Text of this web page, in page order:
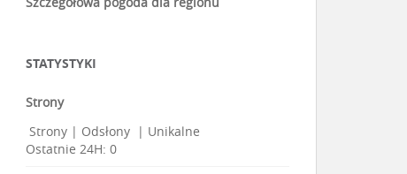
STATYSTYKI
Strony
Strony | Odsłony | Unikalne
Ostatnie 24H: 0